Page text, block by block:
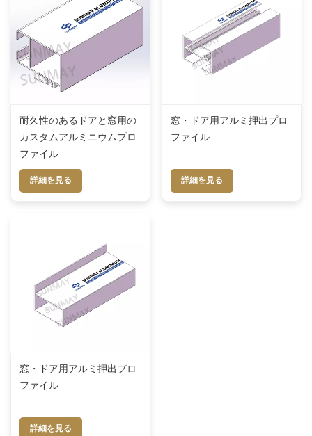
耐久性のあるドアと窓用の
カスタムアルミニウムプロ
ファイル
詳細を見る
窓・ドア用アルミ押出プロ
ファイル
詳細を見る
窓・ドア用アルミ押出プロ
ファイル
詳細を見る